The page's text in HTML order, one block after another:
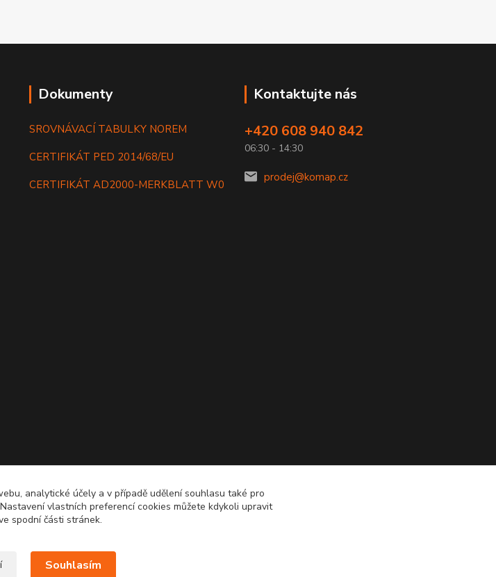
Dokumenty
SROVNÁVACÍ TABULKY NOREM
CERTIFIKÁT PED 2014/68/EU
CERTIFIKÁT AD2000-MERKBLATT W0
Kontaktujte nás
+420 608 940 842
06:30 - 14:30
prodej@komap.cz
analytické účely a v případě udělení souhlasu také pro
vlastních preferencí cookies můžete kdykoli upravit
spodní části stránek.
Souhlasím